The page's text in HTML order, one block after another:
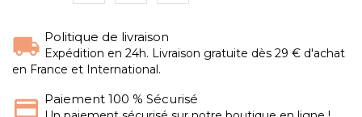
Politique de livraison
Expédition en 24h. Livraison gratuite dès 29 € d'achat
en France et International.
Paiement 100 % Sécurisé